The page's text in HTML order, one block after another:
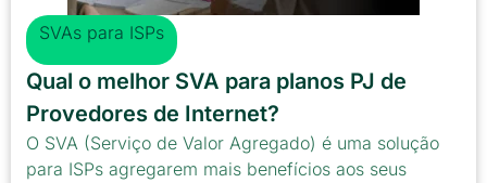
SVAs para ISPs
Qual o melhor SVA para planos PJ de
Provedores de Internet?
O SVA (Serviço de Valor Agregado) é uma solução
para ISPs agregarem mais benefícios aos seus